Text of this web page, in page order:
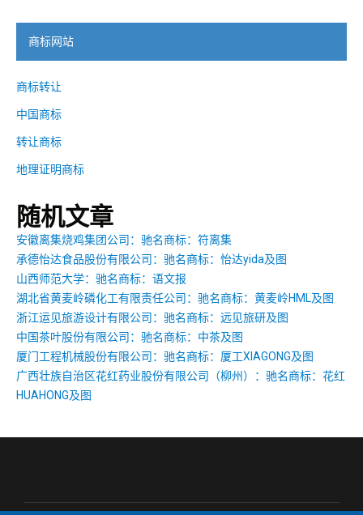
商标网站
商标转让
中国商标
转让商标
地理证明商标
随机文章
安徽离集烧鸡集团公司：驰名商标：符离集
承德怡达食品股份有限公司：驰名商标：怡达yida及图
山西师范大学：驰名商标：语文报
湖北省黄麦岭磷化工有限责任公司：驰名商标：黄麦岭HML及图
浙江运见旅游设计有限公司：驰名商标：远见旅研及图
中国茶叶股份有限公司：驰名商标：中茶及图
厦门工程机械股份有限公司：驰名商标：厦工XIAGONG及图
广西壮族自治区花红药业股份有限公司（柳州）：驰名商标：花红
HUAHONG及图